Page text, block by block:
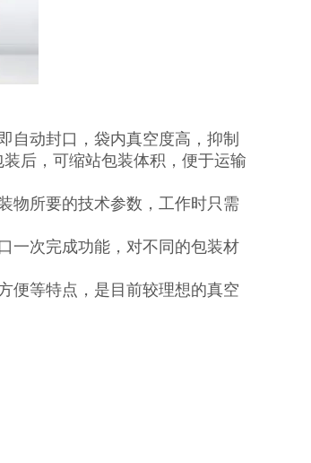
自动封口，袋内真空度高，抑制
后，可缩站包装体积，便于运输
物所要的技术参数，工作时只需
一次完成功能，对不同的包装材
便等特点，是目前较理想的真空